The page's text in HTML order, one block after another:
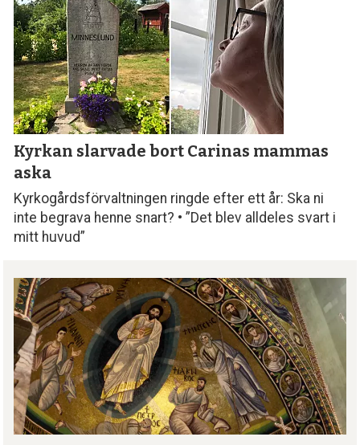
Kyrkan slarvade bort Carinas mammas
aska
Kyrkogårdsförvaltningen ringde efter ett år: Ska ni
inte begrava henne snart? • ”Det blev alldeles svart i
mitt huvud”